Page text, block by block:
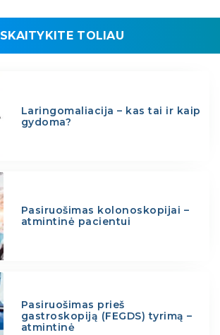
SKAITYKITE TOLIAU
Laringomaliacija – kas tai ir kaip
gydoma?
Pasiruošimas kolonoskopijai –
atmintinė pacientui
Pasiruošimas prieš
gastroskopiją (FEGDS) tyrimą –
atmintinė